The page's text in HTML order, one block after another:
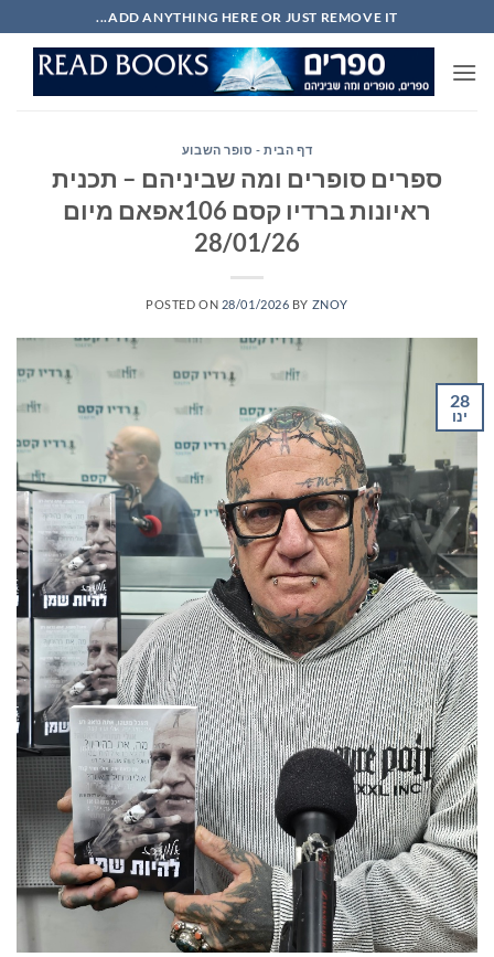
to
content
ADD ANYTHING HERE OR JUST REMOVE IT...
דף הבית - סופר השבוע
ספרים סופרים ומה שביניהם – תכנית
ראיונות ברדיו קסם 106אפאם מיום
28/01/26
POSTED ON 28/01/2026 BY ZNOY
28
ינו